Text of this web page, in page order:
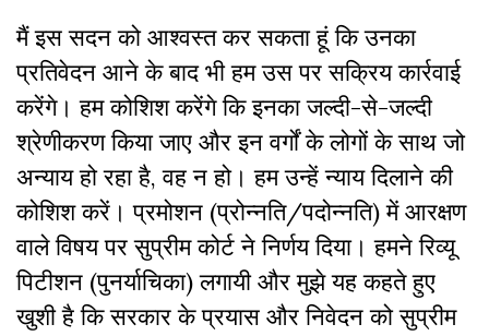
मैं इस सदन को आश्वस्त कर सकता हूं कि उनका
प्रतिवेदन आने के बाद भी हम उस पर सक्रिय कार्रवाई
करेंगे। हम कोशिश करेंगे कि इनका जल्दी-से-जल्दी
श्रेणीकरण किया जाए और इन वर्गों के लोगों के साथ जो
अन्याय हो रहा है, वह न हो। हम उन्हें न्याय दिलाने की
कोशिश करें। प्रमोशन (प्रोन्नति/पदोन्नति) में आरक्षण
वाले विषय पर सुप्रीम कोर्ट ने निर्णय दिया। हमने रिव्यू
पिटीशन (पुनर्याचिका) लगायी और मुझे यह कहते हुए
खुशी है कि सरकार के प्रयास और निवेदन को सुप्रीम